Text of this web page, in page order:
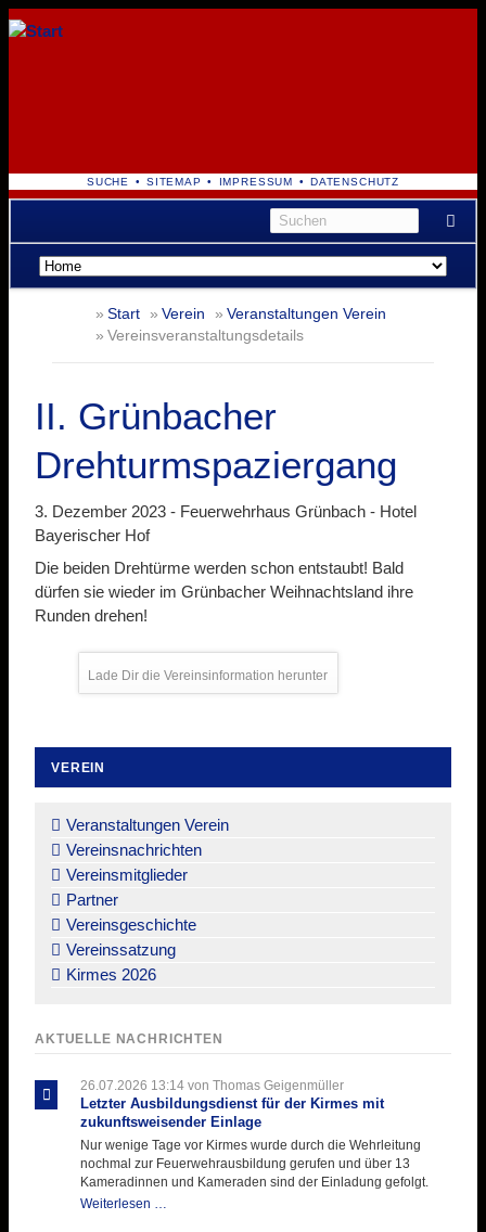
NAVIGATION
ÜBERSPRINGEN
SUCHE SITEMAP IMPRESSUM DATENSCHUTZ
Navigation
überspringen
Start Verein
Veranstaltungen Verein
Vereinsveranstaltungsdetails
II. Grünbacher
Drehturmspaziergang
3. Dezember 2023 - Feuerwehrhaus Grünbach - Hotel
Bayerischer Hof
Die beiden Drehtürme werden schon entstaubt! Bald
dürfen sie wieder im Grünbacher Weihnachtsland ihre
Runden drehen!
Lade Dir die Vereinsinformation herunter
VEREIN
überspringen
Veranstaltungen Verein
Vereinsnachrichten
Vereinsmitglieder
Partner
Vereinsgeschichte
Vereinssatzung
Kirmes 2026
AKTUELLE NACHRICHTEN
26.07.2026 13:14von Thomas Geigenmüller
Letzter Ausbildungsdienst für der Kirmes mit
zukunftsweisender Einlage
Nur wenige Tage vor Kirmes wurde durch die Wehrleitung
nochmal zur Feuerwehrausbildung gerufen und über 13
Kameradinnen und Kameraden sind der Einladung gefolgt.
Weiterlesen …